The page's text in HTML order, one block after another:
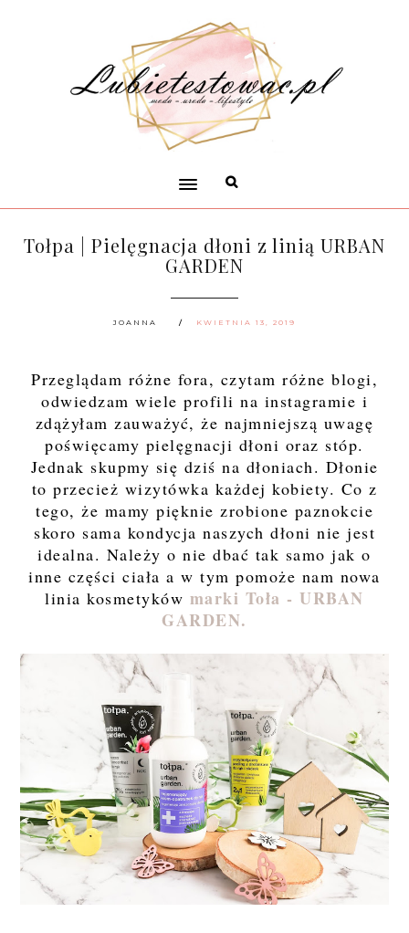
Tołpa | Pielęgnacja dłoni z linią URBAN
GARDEN
JOANNA KWIETNIA 13, 2019
Przeglądam różne fora, czytam różne blogi,
odwiedzam wiele profili na instagramie i
zdążyłam zauważyć, że najmniejszą uwagę
poświęcamy pielęgnacji dłoni oraz stóp.
Jednak skupmy się dziś na dłoniach. Dłonie
to przecież wizytówka każdej kobiety. Co z
tego, że mamy pięknie zrobione paznokcie
skoro sama kondycja naszych dłoni nie jest
idealna. Należy o nie dbać tak samo jak o
inne części ciała a w tym pomoże nam nowa
linia kosmetyków marki Toła - URBAN
GARDEN.